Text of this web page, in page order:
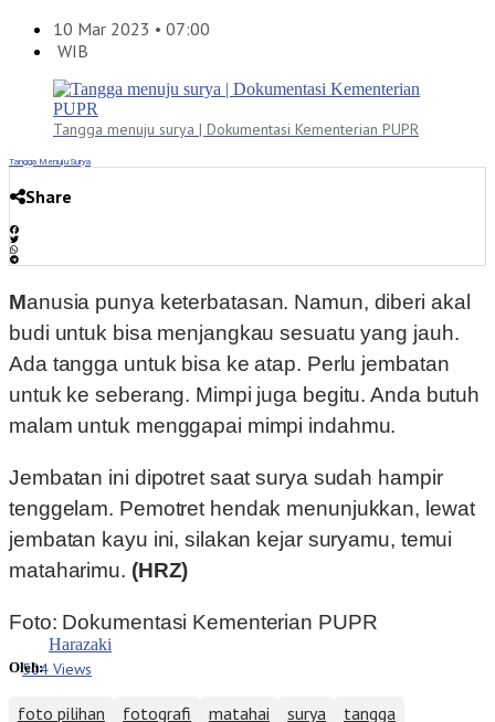
10 Mar 2023 • 07:00
WIB
Tangga menuju surya | Dokumentasi Kementerian PUPR
Tangga Menuju Surya
Share
Manusia punya keterbatasan. Namun, diberi akal
budi untuk bisa menjangkau sesuatu yang jauh.
Ada tangga untuk bisa ke atap. Perlu jembatan
untuk ke seberang. Mimpi juga begitu. Anda butuh
malam untuk menggapai mimpi indahmu.
Jembatan ini dipotret saat surya sudah hampir
tenggelam. Pemotret hendak menunjukkan, lewat
jembatan kayu ini, silakan kejar suryamu, temui
mataharimu. (HRZ)
Foto: Dokumentasi Kementerian PUPR
504 Views
Oleh:
Harazaki
foto pilihan fotografi matahai surya tangga